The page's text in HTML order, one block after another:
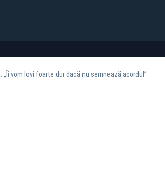
vom lovi foarte dur dacă nu semnează acordul”